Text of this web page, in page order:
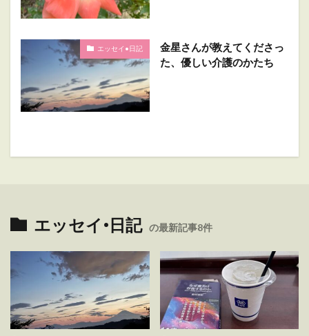
エッセイ•日記
金星さんが教えてくださっ
た、優しい介護のかたち
エッセイ•日記 の最新記事8件